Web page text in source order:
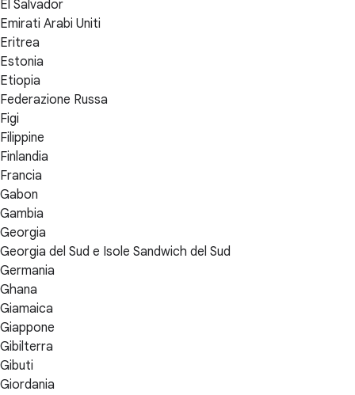
El Salvador
Emirati Arabi Uniti
Eritrea
Estonia
Etiopia
Federazione Russa
Figi
Filippine
Finlandia
Francia
Gabon
Gambia
Georgia
Georgia del Sud e Isole Sandwich del Sud
Germania
Ghana
Giamaica
Giappone
Gibilterra
Gibuti
Giordania